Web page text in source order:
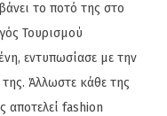
το ποτό της στο
Τουρισμού
εντυπωσίασε με την
Άλλωστε κάθε της
αποτελεί fashion